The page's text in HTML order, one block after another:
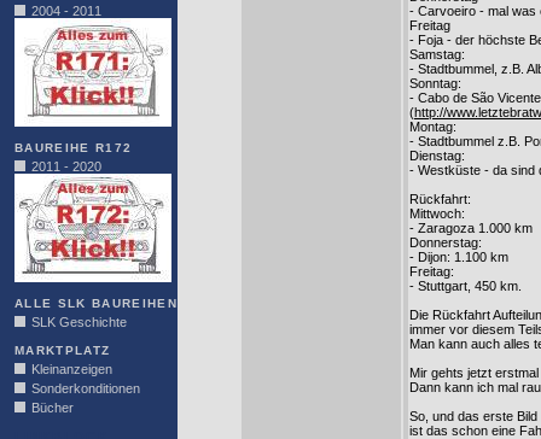
2004 - 2011
BAUREIHE R172
2011 - 2020
ALLE SLK BAUREIHEN
SLK Geschichte
MARKTPLATZ
Kleinanzeigen
Sonderkonditionen
Bücher
- Carvoeiro - mal was
Freitag
- Foja - der höchste
Samstag:
- Stadtbummel, z.B.
Sonntag:
- Cabo de São
(http://
Montag:
- Stadtbummel z.B.
Dienstag:
- Westküste - da sind
Rückfahrt:
Mittwoch:
- Zaragoza 1.000 km
Donnerstag:
- Dijon: 1.100 km
Freitag:
- Stuttgart, 450 km.
Die Rückfahrt
immer vor diesem
Man kann auch alles
Mir gehts jetzt
Dann kann ich mal
So, und das erste
ist das schon eine